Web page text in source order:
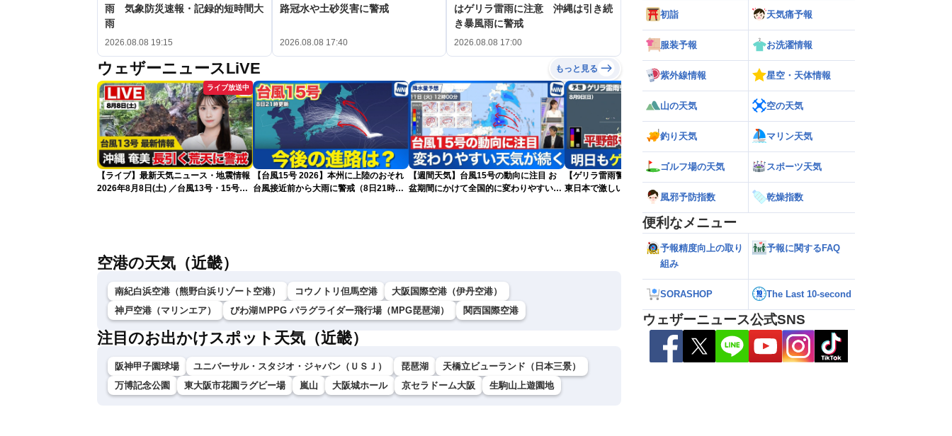
雨 気象防災速報・記録的短時間大
雨
2026.08.08 19:15
路冠水や土砂災害に警戒
2026.08.08 17:40
はゲリラ雷雨に注意 沖縄は引き続
き暴風雨に警戒
2026.08.08 17:00
ウェザーニュースLiVE もっと見る
ライブ放送中
【ライブ】最新天気ニュース・地震情報
2026年8月8日(土) ／台風13号・15号
【台風15号 2026】本州に上陸のおそれ
台風接近前から大雨に警戒（8日21時更
【週間天気】台風15号の動向に注目 お
盆期間にかけて全国的に変わりやすい天
【ゲリラ雷雨警戒】あす9日(日)も東北や
東日本で激しい雷雨のおそれ 午前中から
【台風15号】進路に複雑な変化・東北上
陸の可能性と西日本へ影響拡大の不確実
空港の天気（近畿）
南紀白浜空港（熊野白浜リゾート空港） コウノトリ但馬空港
大阪国際空港（伊丹空港）
神戸空港（マリンエア）
びわ湖ＭPPG パラグライダー飛行場（MPG琵琶湖） 関西国際空港
注目のお出かけスポット天気（近畿）
阪神甲子園球場 ユニバーサル・スタジオ・ジャパン（ＵＳＪ） 琵琶湖
天橋立ビューランド（日本三景）
万博記念公園
東大阪市花園ラグビー場 嵐山 大阪城ホール 京セラドーム大阪 生駒山上遊園地
初詣 天気痛予報
服装予報 お洗濯情報
紫外線情報 星空・天体情報
山の天気 空の天気
釣り天気 マリン天気
ゴルフ場の天気 スポーツ天気
風邪予防指数 乾燥指数
便利なメニュー
予報精度向上の取り
組み
予報に関するFAQ
SORASHOP The Last 10-second
ウェザーニュース公式SNS